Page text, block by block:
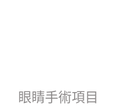
眼睛手術項目